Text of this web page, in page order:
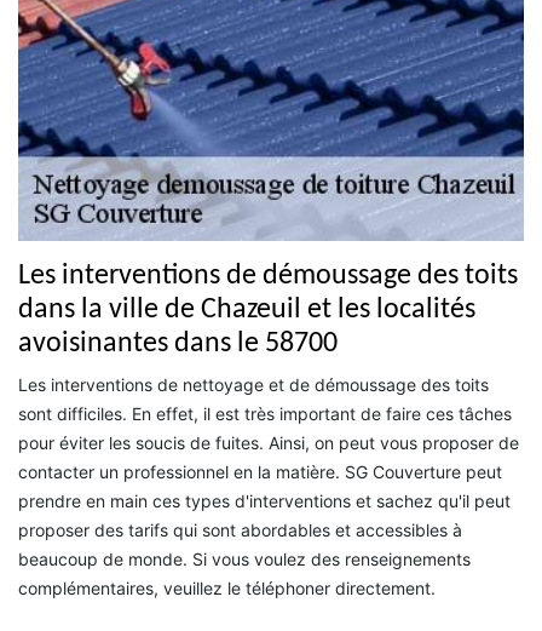
Les interventions de démoussage des toits
dans la ville de Chazeuil et les localités
avoisinantes dans le 58700
Les interventions de nettoyage et de démoussage des toits
sont difficiles. En effet, il est très important de faire ces tâches
pour éviter les soucis de fuites. Ainsi, on peut vous proposer de
contacter un professionnel en la matière. SG Couverture peut
prendre en main ces types d'interventions et sachez qu'il peut
proposer des tarifs qui sont abordables et accessibles à
beaucoup de monde. Si vous voulez des renseignements
complémentaires, veuillez le téléphoner directement.